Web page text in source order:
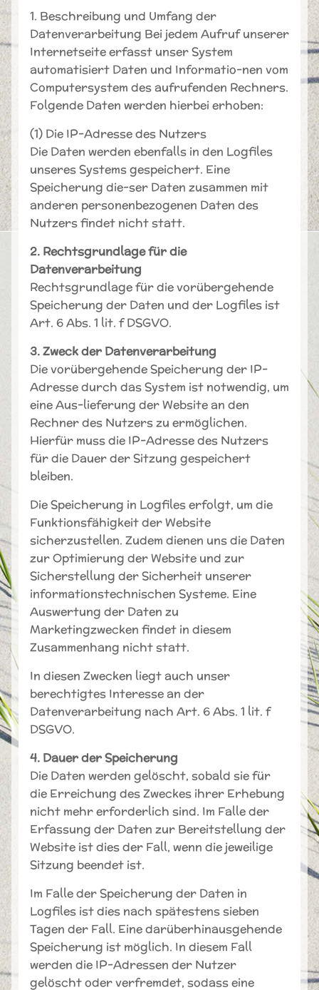
1. Beschreibung und Umfang der
Datenverarbeitung Bei jedem Aufruf unserer
Internetseite erfasst unser System
automatisiert Daten und Informatio-nen vom
Computersystem des aufrufenden Rechners.
Folgende Daten werden hierbei erhoben:
(1) Die IP-Adresse des Nutzers
Die Daten werden ebenfalls in den Logfiles
unseres Systems gespeichert. Eine
Speicherung die-ser Daten zusammen mit
anderen personenbezogenen Daten des
Nutzers findet nicht statt.
2. Rechtsgrundlage für die
Datenverarbeitung
Rechtsgrundlage für die vorübergehende
Speicherung der Daten und der Logfiles ist
Art. 6 Abs. 1 lit. f DSGVO.
3. Zweck der Datenverarbeitung
Die vorübergehende Speicherung der IP-
Adresse durch das System ist notwendig, um
eine Aus-lieferung der Website an den
Rechner des Nutzers zu ermöglichen.
Hierfür muss die IP-Adresse des Nutzers
für die Dauer der Sitzung gespeichert
bleiben.
Die Speicherung in Logfiles erfolgt, um die
Funktionsfähigkeit der Website
sicherzustellen. Zudem dienen uns die Daten
zur Optimierung der Website und zur
Sicherstellung der Sicherheit unserer
informationstechnischen Systeme. Eine
Auswertung der Daten zu
Marketingzwecken findet in diesem
Zusammenhang nicht statt.
In diesen Zwecken liegt auch unser
berechtigtes Interesse an der
Datenverarbeitung nach Art. 6 Abs. 1 lit. f
DSGVO.
4. Dauer der Speicherung
Die Daten werden gelöscht, sobald sie für
die Erreichung des Zweckes ihrer Erhebung
nicht mehr erforderlich sind. Im Falle der
Erfassung der Daten zur Bereitstellung der
Website ist dies der Fall, wenn die jeweilige
Sitzung beendet ist.
Im Falle der Speicherung der Daten in
Logfiles ist dies nach spätestens sieben
Tagen der Fall. Eine darüberhinausgehende
Speicherung ist möglich. In diesem Fall
werden die IP-Adressen der Nutzer
gelöscht oder verfremdet, sodass eine